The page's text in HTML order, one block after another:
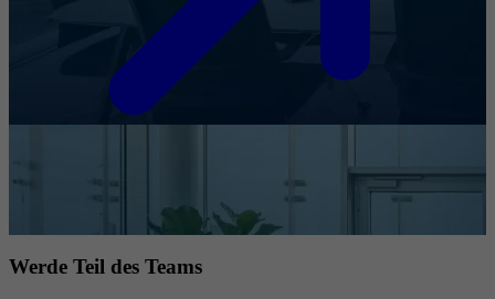
Werde Teil des Teams